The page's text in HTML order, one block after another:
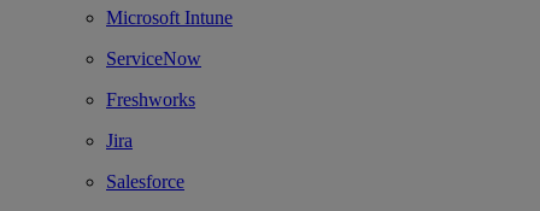
Microsoft Intune
ServiceNow
Freshworks
Jira
Salesforce